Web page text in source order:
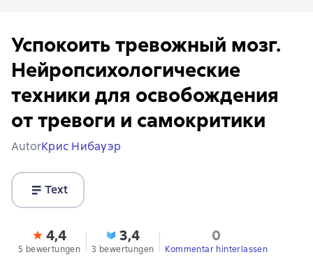
Успокоить тревожный мозг.
Нейропсихологические
техники для освобождения
от тревоги и самокритики
AutorКрис Нибауэр
Text
4,4
5 bewertungen
3,4
3 bewertungen
0
Kommentar hinterlassen